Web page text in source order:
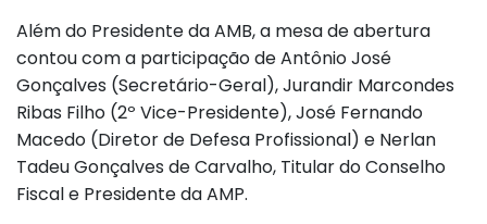
Além do Presidente da AMB, a mesa de abertura
contou com a participação de Antônio José
Gonçalves (Secretário-Geral), Jurandir Marcondes
Ribas Filho (2º Vice-Presidente), José Fernando
Macedo (Diretor de Defesa Profissional) e Nerlan
Tadeu Gonçalves de Carvalho, Titular do Conselho
Fiscal e Presidente da AMP.